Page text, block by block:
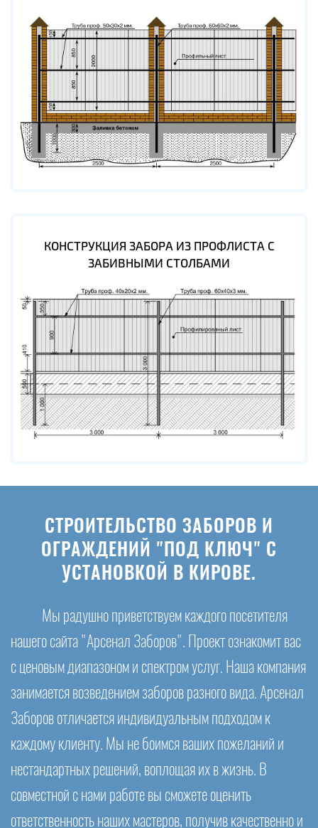
КОНСТРУКЦИЯ ЗАБОРА ИЗ ПРОФЛИСТА С
ЗАБИВНЫМИ СТОЛБАМИ
СТРОИТЕЛЬСТВО ЗАБОРОВ И
ОГРАЖДЕНИЙ "ПОД КЛЮЧ" С
УСТАНОВКОЙ В КИРОВЕ.
Мы радушно приветствуем каждого посетителя
нашего сайта "Арсенал Заборов". Проект ознакомит вас
с ценовым диапазоном и спектром услуг. Наша компания
занимается возведением заборов разного вида. Арсенал
Заборов отличается индивидуальным подходом к
каждому клиенту. Мы не боимся ваших пожеланий и
нестандартных решений, воплощая их в жизнь. В
совместной с нами работе вы сможете оценить
ответственность наших мастеров, получив качественно и